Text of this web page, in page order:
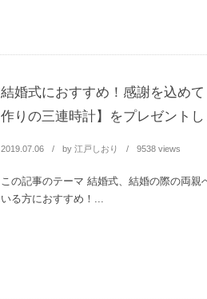
結婚式におすすめ！感謝を込め
作りの三連時計】をプレゼントし
2019.07.06 by 江戸しおり 9538 views
この記事のテーマ 結婚式、結婚の際の両親
いる方におすすめ！...